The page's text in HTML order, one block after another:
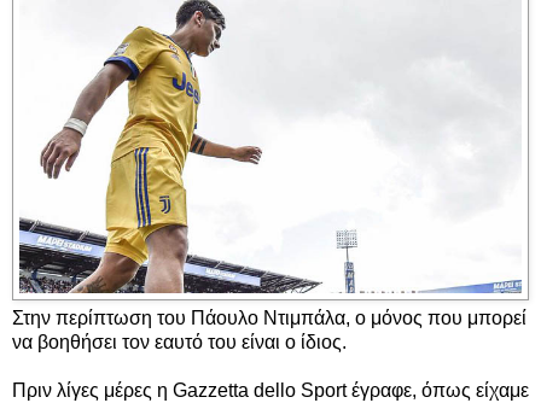
Στην περίπτωση του Πάουλο Ντιμπάλα, ο μόνος που μπορεί
να βοηθήσει τον εαυτό του είναι ο ίδιος.
Πριν λίγες μέρες η Gazzetta dello Sport έγραφε, όπως είχαμε